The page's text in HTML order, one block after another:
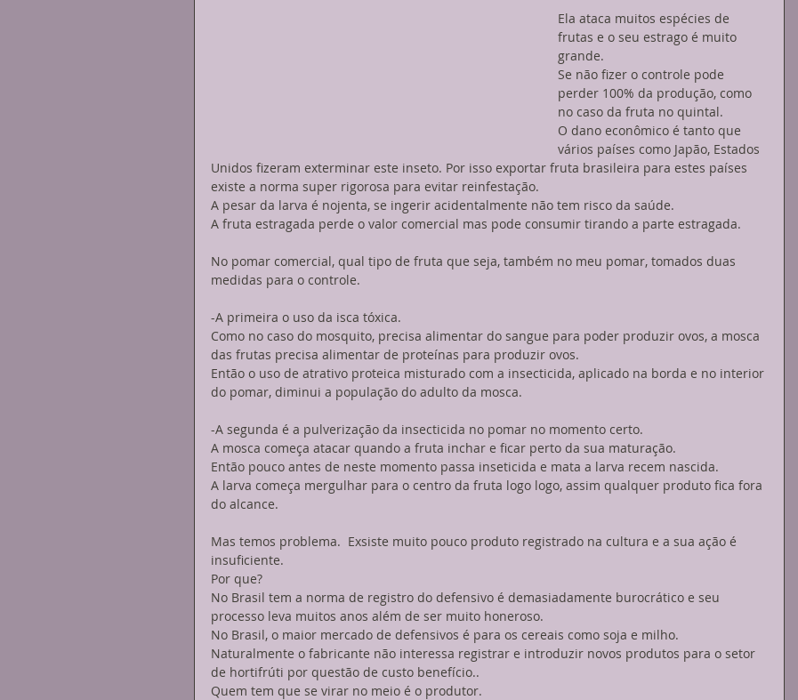
Ela ataca muitos espécies de
frutas e o seu estrago é muito
grande.
Se não fizer o controle pode
perder 100% da produção, como
no caso da fruta no quintal.
O dano econômico é tanto que
vários países como Japão, Estados
Unidos fizeram exterminar este inseto. Por isso exportar fruta brasileira para estes países
existe a norma super rigorosa para evitar reinfestação.
A pesar da larva é nojenta, se ingerir acidentalmente não tem risco da saúde.
A fruta estragada perde o valor comercial mas pode consumir tirando a parte estragada.
No pomar comercial, qual tipo de fruta que seja, também no meu pomar, tomados duas
medidas para o controle.
-A primeira o uso da isca tóxica.
Como no caso do mosquito, precisa alimentar do sangue para poder produzir ovos, a mosca
das frutas precisa alimentar de proteínas para produzir ovos.
Então o uso de atrativo proteica misturado com a insecticida, aplicado na borda e no interior
do pomar, diminui a população do adulto da mosca.
-A segunda é a pulverização da insecticida no pomar no momento certo.
A mosca começa atacar quando a fruta inchar e ficar perto da sua maturação.
Então pouco antes de neste momento passa inseticida e mata a larva recem nascida.
A larva começa mergulhar para o centro da fruta logo logo, assim qualquer produto fica fora
do alcance.
Mas temos problema.  Exsiste muito pouco produto registrado na cultura e a sua ação é
insuficiente.
Por que?
No Brasil tem a norma de registro do defensivo é demasiadamente burocrático e seu
processo leva muitos anos além de ser muito honeroso.
No Brasil, o maior mercado de defensivos é para os cereais como soja e milho.
Naturalmente o fabricante não interessa registrar e introduzir novos produtos para o setor
de hortifrúti por questão de custo benefício..
Quem tem que se virar no meio é o produtor.